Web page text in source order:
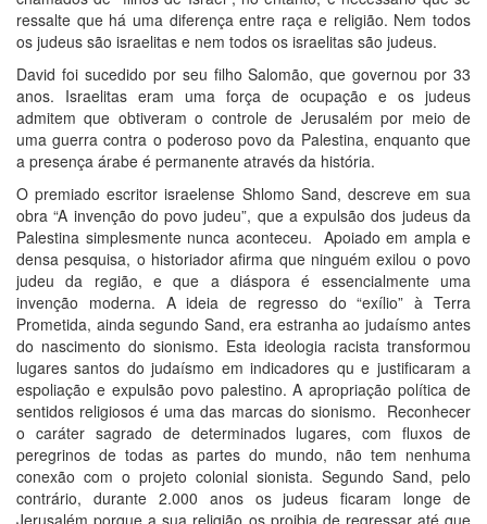
ressalte que há uma diferença entre raça e religião. Nem todos
os judeus são israelitas e nem todos os israelitas são judeus.
David foi sucedido por seu filho Salomão, que governou por 33
anos. Israelitas eram uma força de ocupação e os judeus
admitem que obtiveram o controle de Jerusalém por meio de
uma guerra contra o poderoso povo da Palestina, enquanto que
a presença árabe é permanente através da história.
O premiado escritor israelense Shlomo Sand, descreve em sua
obra “A invenção do povo judeu”, que a expulsão dos judeus da
Palestina simplesmente nunca aconteceu. Apoiado em ampla e
densa pesquisa, o historiador afirma que ninguém exilou o povo
judeu da região, e que a diáspora é essencialmente uma
invenção moderna. A ideia de regresso do “exílio” à Terra
Prometida, ainda segundo Sand, era estranha ao judaísmo antes
do nascimento do sionismo. Esta ideologia racista transformou
lugares santos do judaísmo em indicadores qu e justificaram a
espoliação e expulsão povo palestino. A apropriação política de
sentidos religiosos é uma das marcas do sionismo. Reconhecer
o caráter sagrado de determinados lugares, com fluxos de
peregrinos de todas as partes do mundo, não tem nenhuma
conexão com o projeto colonial sionista. Segundo Sand, pelo
contrário, durante 2.000 anos os judeus ficaram longe de